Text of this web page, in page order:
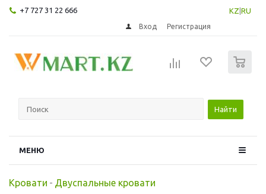
+7 727 31 22 666 KZ RU
Вход Регистрация
Найти
МЕНЮ
Кровати - Двуспальные кровати